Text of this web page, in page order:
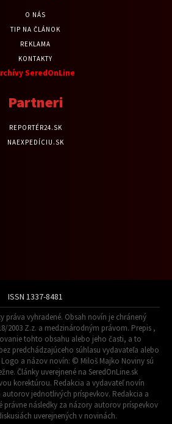
O NÁS
TIP NA ČLÁNOK
REKLAMA
KONTAKTY
SeredOnLine
Partneri
REPORTÉR24.SK
NAEXPEDÍCIU.SK
ISSN 1337-8481
práva vyhradené. Obsah novín je chránený
2003 Z.z. a medzinárodným právom. Prepis ,
tohto obsahu alebo jeho časti, a to
predchádzajúceho súhlasu vydavateľa alebo
a názov novín: © Miloš Majko Noviny sú
Články uverejnené na SeredOnLine.sk
korektúrou. Redakcia a vydavateľ novín
jednotlivých príspevkov. Redakcia a
právne následky za názory autorov príspevkov
uverejnených v novinách.